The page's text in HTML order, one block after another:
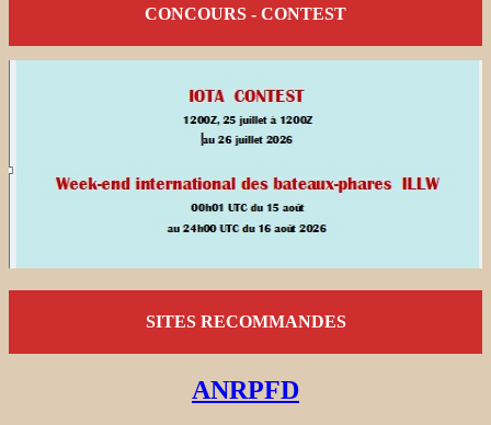
CONCOURS - CONTEST
SITES RECOMMANDES
ANRPFD